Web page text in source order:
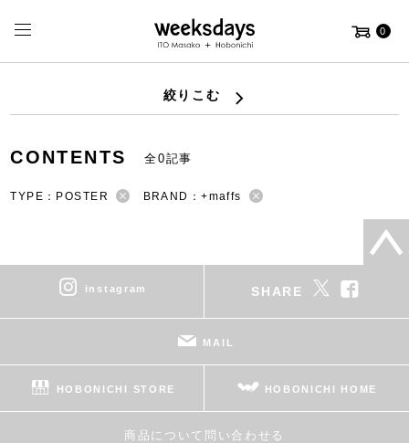
0
絞りこむ
CONTENTS 全0記事
TYPE：POSTER BRAND：+maffs
instagram SHARE
MAIL
HOBONICHI STORE HOBONICHI HOME
商品について問い合わせる